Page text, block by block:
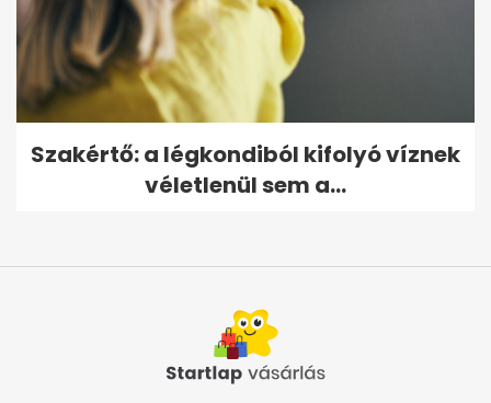
Szakértő: a légkondiból kifolyó víznek
véletlenül sem a...